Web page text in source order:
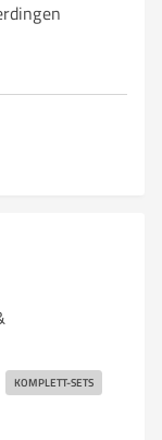
KOMPLETT-SETS